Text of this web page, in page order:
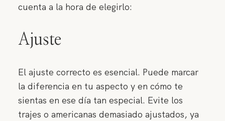
cuenta a la hora de elegirlo:
Ajuste
El ajuste correcto es esencial. Puede marcar
la diferencia en tu aspecto y en cómo te
sientas en ese día tan especial. Evite los
trajes o americanas demasiado ajustados, ya